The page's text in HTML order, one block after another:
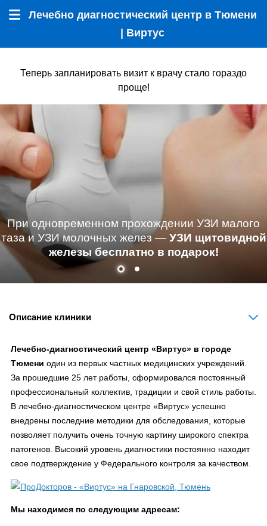
Лечебно диагностический центр в Тюмени
| Виртус
Теперь запланировать визит к врачу стало гораздо
проще!
При одновременном прохождении УЗИ малого
таза и УЗИ молочных желез — УЗИ щитовидной
железы бесплатно в подарок!
Описание клиники
Лечебно-диагностический центр «Виртус» в городе
Тюмени один из первых частных медицинских учреждений.
За прошедшие 25 лет работы, сформировался постоянный
профессиональный коллектив, традиции и свой стиль работы.
В лечебно-диагностическом центре «Виртус» успешно
внедрены последние методики для обследования, которые
позволяет получить очень точную картину широкого спектра
патогенов. Высокий уровень диагностики постоянно находит
свое подтверждение у Федерального контроля за качеством.
Мы находимся по следующим адресам: